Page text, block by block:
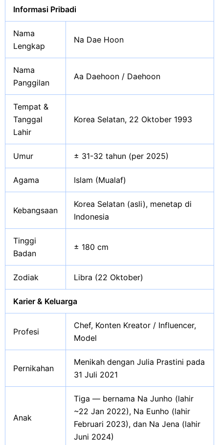
Informasi Pribadi
Nama
Lengkap
Na Dae Hoon
Nama
Panggilan
Aa Daehoon / Daehoon
Tempat &
Tanggal
Lahir
Korea Selatan, 22 Oktober 1993
Umur ± 31-32 tahun (per 2025)
Agama Islam (Mualaf)
Kebangsaan
Korea Selatan (asli), menetap di
Indonesia
Tinggi
Badan
± 180 cm
Zodiak Libra (22 Oktober)
Karier & Keluarga
Profesi
Chef, Konten Kreator / Influencer,
Model
Pernikahan
Menikah dengan Julia Prastini pada
31 Juli 2021
Anak
Tiga — bernama Na Junho (lahir
~22 Jan 2022), Na Eunho (lahir
Februari 2023), dan Na Jena (lahir
Juni 2024)